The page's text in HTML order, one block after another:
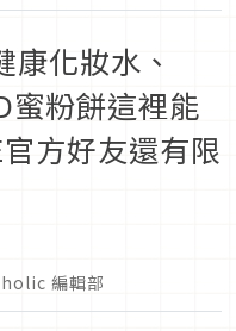
化妝水、
蜜粉餅這裡能
方好友還有限
編輯部